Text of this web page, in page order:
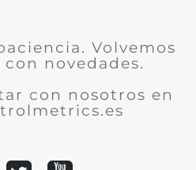
Volvemos
novedades.
con nosotros en